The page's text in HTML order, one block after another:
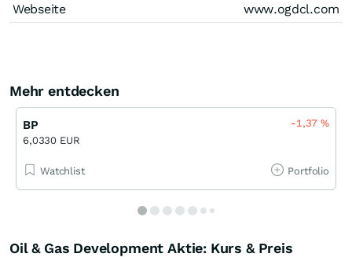
Webseite
www.ogdcl.com
Mehr entdecken
BP
6,0330 EUR
-1,37%
Watchlist Portfolio
Oil & Gas Development Aktie: Kurs & Preis